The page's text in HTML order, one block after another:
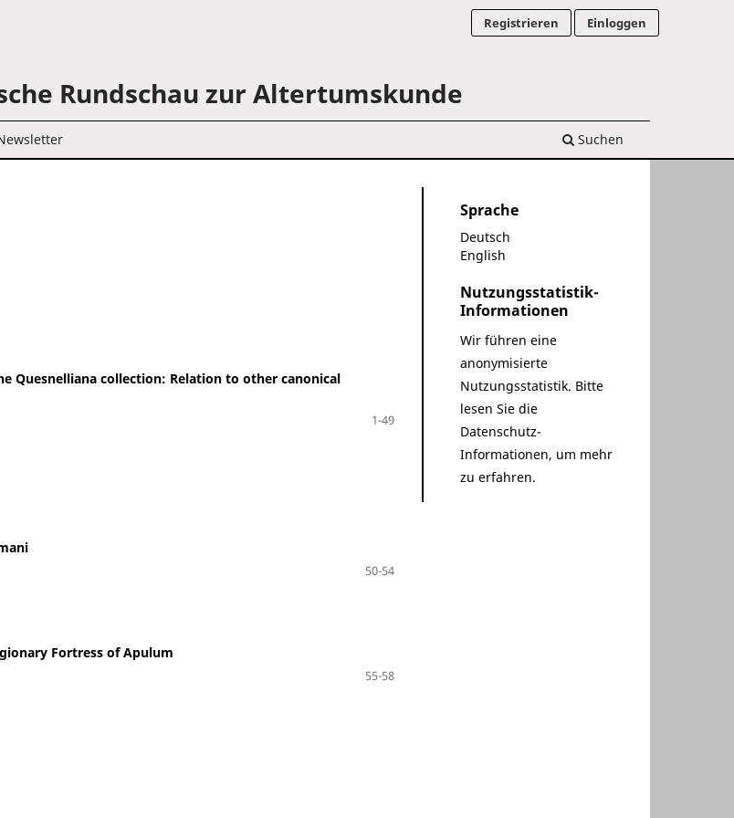
Rundschau zur Altertumskunde
Suchen
Registrieren Einloggen
Quesnelliana collection: Relation to other canonical
1-49
50-54
Fortress of Apulum
55-58
Sprache
Deutsch
English
Nutzungsstatistik-
Informationen
Wir führen eine
anonymisierte
Nutzungsstatistik. Bitte
lesen Sie die
Datenschutz-
Informationen, um mehr
zu erfahren.